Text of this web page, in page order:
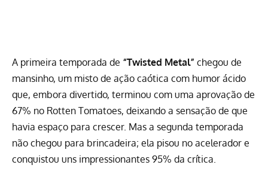
A primeira temporada de “Twisted Metal” chegou de
mansinho, um misto de ação caótica com humor ácido
que, embora divertido, terminou com uma aprovação de
67% no Rotten Tomatoes, deixando a sensação de que
havia espaço para crescer. Mas a segunda temporada
não chegou para brincadeira; ela pisou no acelerador e
conquistou uns impressionantes 95% da crítica.